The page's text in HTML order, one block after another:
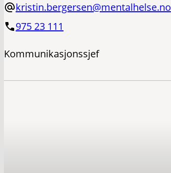
kristin.bergersen@mentalhelse.no
975 23 111
Kommunikasjonssjef